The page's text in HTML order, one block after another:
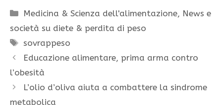
Categorie
Medicina & Scienza dell'alimentazione, News e
società su diete & perdita di peso
Tag
sovrappeso
Educazione alimentare, prima arma contro
l’obesità
L’olio d’oliva aiuta a combattere la sindrome
metabolica